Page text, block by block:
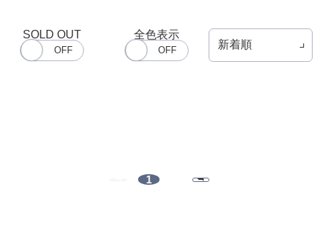
SOLD OUT 全色表示
1